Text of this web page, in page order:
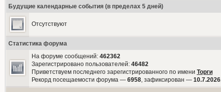
Будущие календарные события (в пределах 5 дней)
Отсутствуют
Статистика форума
На форуме сообщений: 462362
Зарегистрировано пользователей: 46482
Приветствуем последнего зарегистрированного по имени Торги
Рекорд посещаемости форума — 6958, зафиксирован —